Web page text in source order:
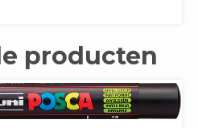
producten